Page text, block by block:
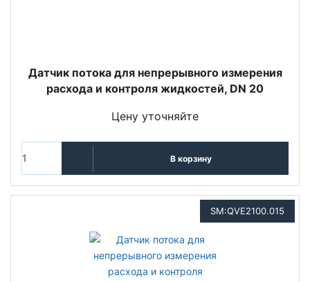
Датчик потока для непрерывного измерения
расхода и контроля жидкостей, DN 20
Цену уточняйте
В корзину
SM:QVE2100.015